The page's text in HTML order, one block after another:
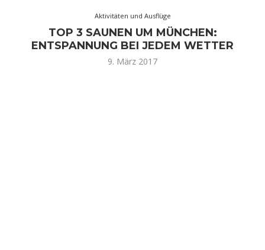
Aktivitäten und Ausflüge
TOP 3 SAUNEN UM MÜNCHEN:
ENTSPANNUNG BEI JEDEM WETTER
9. März 2017